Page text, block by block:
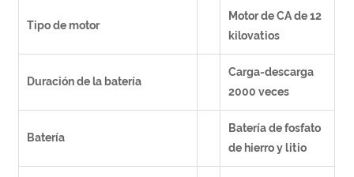
Tipo de motor
Motor de CA de 12
kilovatios
Duración de la batería
Carga-descarga
2000 veces
Batería
Batería de fosfato
de hierro y litio